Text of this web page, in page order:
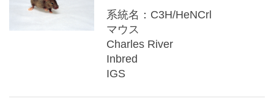
系統名：C3H/HeNCrl
マウス
Charles River
Inbred
IGS